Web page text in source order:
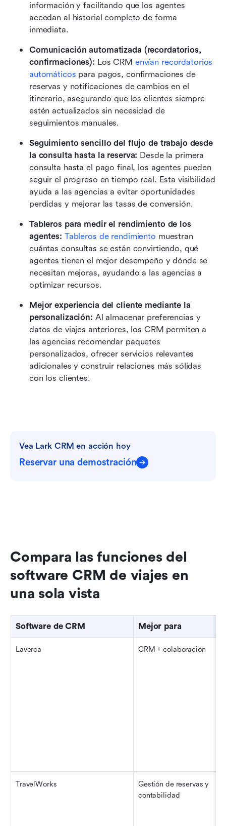
información y facilitando que los agentes
accedan al historial completo de forma
inmediata.
Comunicación automatizada (recordatorios,
confirmaciones): Los CRM envían recordatorios
automáticos para pagos, confirmaciones de
reservas y notificaciones de cambios en el
itinerario, asegurando que los clientes siempre
estén actualizados sin necesidad de
seguimientos manuales.
Seguimiento sencillo del flujo de trabajo desde
la consulta hasta la reserva: Desde la primera
consulta hasta el pago final, los agentes pueden
seguir el progreso en tiempo real. Esta visibilidad
ayuda a las agencias a evitar oportunidades
perdidas y mejorar las tasas de conversión.
Tableros para medir el rendimiento de los
agentes: Tableros de rendimiento muestran
cuántas consultas se están convirtiendo, qué
agentes tienen el mejor desempeño y dónde se
necesitan mejoras, ayudando a las agencias a
optimizar recursos.
Mejor experiencia del cliente mediante la
personalización: Al almacenar preferencias y
datos de viajes anteriores, los CRM permiten a
las agencias recomendar paquetes
personalizados, ofrecer servicios relevantes
adicionales y construir relaciones más sólidas
con los clientes.
Vea Lark CRM en acción hoy
Reservar una demostración
Compara las funciones del
software CRM de viajes en
una sola vista
Software de CRM Mejor para
Laverca CRM + colaboración
TravelWorks
Gestión de reservas y
contabilidad